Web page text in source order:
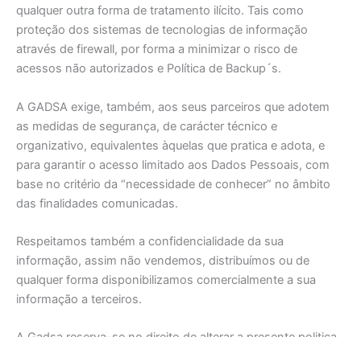
qualquer outra forma de tratamento ilícito. Tais como
proteção dos sistemas de tecnologias de informação
através de firewall, por forma a minimizar o risco de
acessos não autorizados e Política de Backup´s.
A GADSA exige, também, aos seus parceiros que adotem
as medidas de segurança, de carácter técnico e
organizativo, equivalentes àquelas que pratica e adota, e
para garantir o acesso limitado aos Dados Pessoais, com
base no critério da “necessidade de conhecer” no âmbito
das finalidades comunicadas.
Respeitamos também a confidencialidade da sua
informação, assim não vendemos, distribuímos ou de
qualquer forma disponibilizamos comercialmente a sua
informação a terceiros.